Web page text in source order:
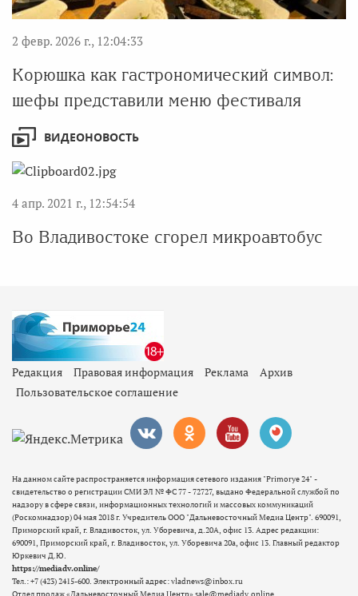
2 февр. 2026 г., 12:04:33
Корюшка как гастрономический символ:
шефы представили меню фестиваля
ВИДЕОНОВОСТЬ
4 апр. 2021 г., 12:54:54
Во Владивостоке сгорел микроавтобус
Редакция Правовая информация Реклама
Архив
Пользовательское соглашение
На данном сайте распространяется информация сетевого издания "Primorye 24" -
свидетельство о регистрации СМИ ЭЛ № ФС 77 - 72727, выдано Федеральной службой по
надзору в сфере связи, информационных технологий и массовых коммуникаций
(Роскомнадзор) 04 мая 2018 г. Учредитель ООО "Дальневосточный Медиа Центр". 690091,
Приморский край, г. Владивосток, ул. Уборевича, д.20А, офис 13. Адрес редакции:
690091, Приморский край, г. Владивосток, ул. Уборевича 20а, офис 13. Главный редактор
Юркевич Д.Ю.
https://mediadv.online/
Тел.: +7 (423) 2415-600. Электронный адрес: vladnews@inbox.ru
Отдел продаж «Дальневосточный Медиа Центр» sale@mediadv.online